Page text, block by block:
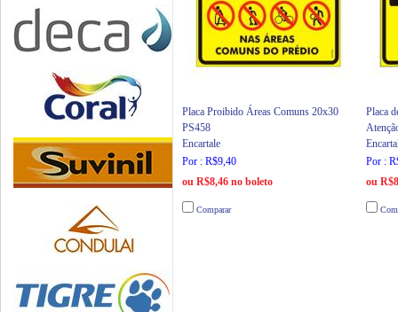
Placa Proibido Áreas Comuns 20x30
PS458
Encartale
Por : R$9,40
ou R$8,46 no boleto
Comparar
Placa
Por :
ou